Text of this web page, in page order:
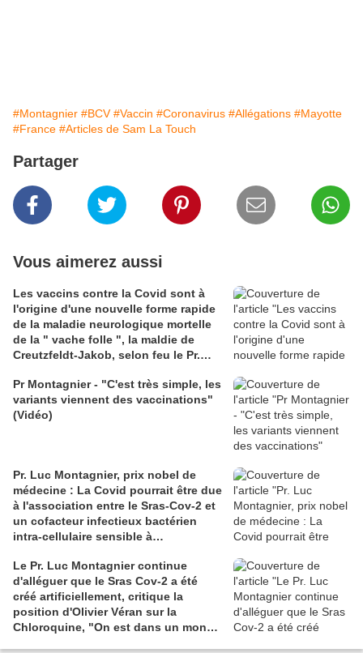
#Montagnier #BCV #Vaccin #Coronavirus #Allégations #Mayotte
#France #Articles de Sam La Touch
Partager
Vous aimerez aussi
Les vaccins contre la Covid sont à
l'origine d'une nouvelle forme rapide
de la maladie neurologique mortelle
de la " vache folle ", la maldie de
Creutzfeldt-Jakob, selon feu le Pr.
Pr Montagnier - "C'est très simple, les
variants viennent des vaccinations"
(Vidéo)
Pr. Luc Montagnier, prix nobel de
médecine : La Covid pourrait être due
à l'association entre le Sras-Cov-2 et
un cofacteur infectieux bactérien
intra-cellulaire sensible à
Le Pr. Luc Montagnier continue
d'alléguer que le Sras Cov-2 a été
créé artificiellement, critique la
position d'Olivier Véran sur la
Chloroquine, "On est dans un monde